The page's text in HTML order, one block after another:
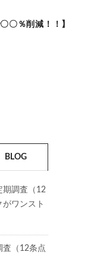
〇％削減！！】
BLOG
期調査（12
ワンスト
査（12条点